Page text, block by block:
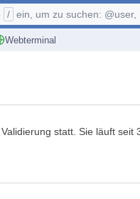
Webterminal
/ ein, um zu suchen: @user, $symbol, ...
statt. Sie läuft